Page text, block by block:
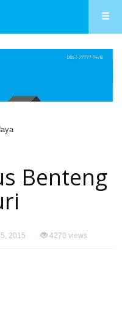
Benteng
2015 4270 views